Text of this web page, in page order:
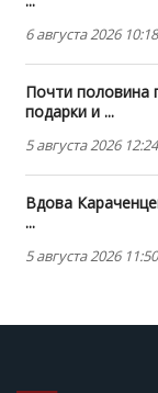
6 августа 2026 10:18
Почти половина
подарки и ...
5 августа 2026 12:24
Вдова
...
5 августа 2026 11:50